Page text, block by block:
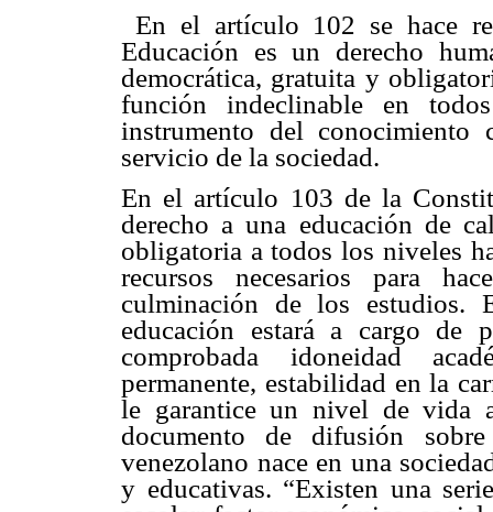
En el artículo 102 se hace
Educación es un derecho
democrática, gratuita y
función indeclinable en
instrumento del
servicio de la sociedad.
En el artículo 103 de la
derecho a una educación de
obligatoria a todos los niveles
recursos necesarios para
culminación de los estudios.
educación estará a cargo de
comprobada idoneidad
permanente, estabilidad en la
le garantice un nivel de vida
documento de difusión
venezolano nace en una
y educativas. “Existen una